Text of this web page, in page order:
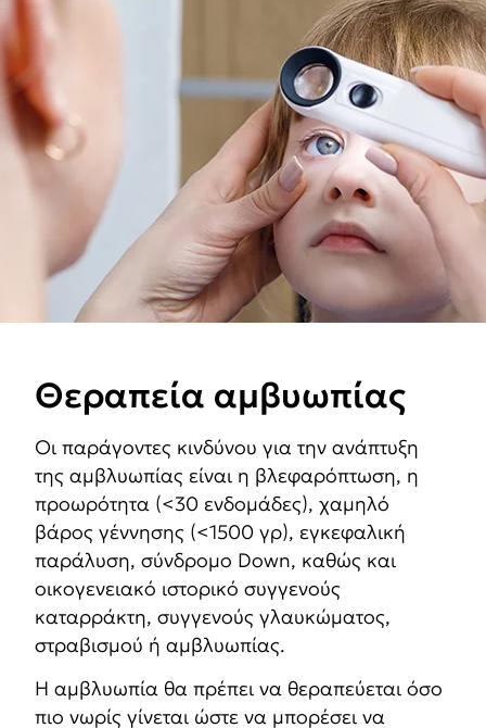
Θεραπεία αμβυωπίας
Οι παράγοντες κινδύνου για την ανάπτυξη
της αμβλυωπίας είναι η βλεφαρόπτωση, η
προωρότητα (<30 ενδομάδες), χαμηλό
βάρος γέννησης (<1500 γρ), εγκεφαλική
παράλυση, σύνδρομο Down, καθώς και
οικογενειακό ιστορικό συγγενούς
καταρράκτη, συγγενούς γλαυκώματος,
στραβισμού ή αμβλυωπίας.
Η αμβλυωπία θα πρέπει να θεραπεύεται όσο
πιο νωρίς γίνεται ώστε να μπορέσει να